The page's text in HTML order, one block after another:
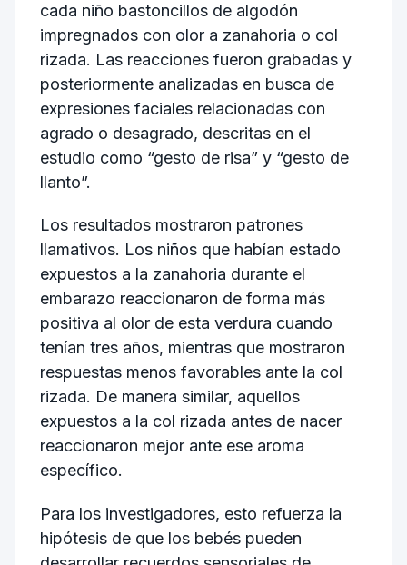
cada niño bastoncillos de algodón
impregnados con olor a zanahoria o col
rizada. Las reacciones fueron grabadas y
posteriormente analizadas en busca de
expresiones faciales relacionadas con
agrado o desagrado, descritas en el
estudio como “gesto de risa” y “gesto de
llanto”.
Los resultados mostraron patrones
llamativos. Los niños que habían estado
expuestos a la zanahoria durante el
embarazo reaccionaron de forma más
positiva al olor de esta verdura cuando
tenían tres años, mientras que mostraron
respuestas menos favorables ante la col
rizada. De manera similar, aquellos
expuestos a la col rizada antes de nacer
reaccionaron mejor ante ese aroma
específico.
Para los investigadores, esto refuerza la
hipótesis de que los bebés pueden